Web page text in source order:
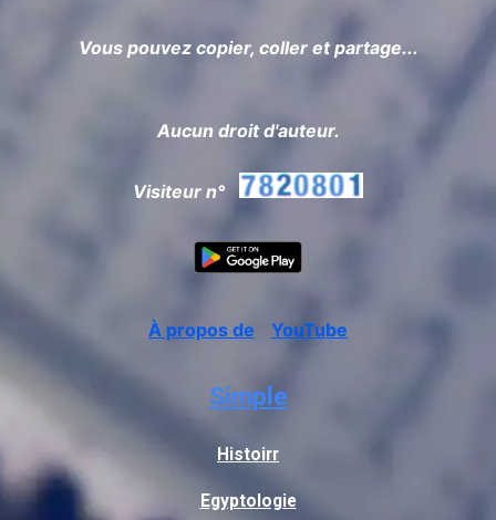
Vous pouvez copier, coller et partage...
Aucun droit d'auteur.
Visiteur n°
À propos de YouTube
Simple
Histoirr
Egyptologie